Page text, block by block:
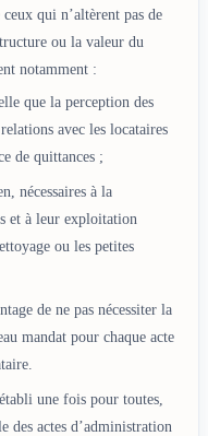
qui n’altèrent pas de
ou la valeur du
notamment :
que la perception des
avec les locataires
de quittances ;
nécessaires à la
et à leur exploitation
ou les petites
de ne pas nécessiter la
mandat pour chaque acte
une fois pour toutes,
des actes d’administration